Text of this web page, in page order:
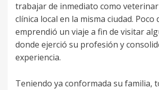
trabajar de inmediato como
clínica local en la misma ciudad. Poco
emprendió un viaje a fin de visitar
donde ejerció su profesión y
experiencia.
Teniendo ya conformada su familia,